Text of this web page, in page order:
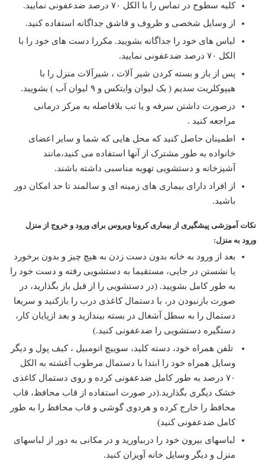
کلیه سطوح در تماس را با الکل ۷۰ درصد ضدعفونی نمایید.
از وسایل شخصی و ظروف و قاشق جداگانه استفاده کنید.
لباس های خود را جداگانه بشویید. مکررا دست های خود را با
الکل ۷۰ درصد ضدعفونی نمایید.
پس از باز و بسته کردن شیر آلات ، شیرآلات منزل را با
هیپوکلریت سدیم ( یک لیوان وایتکس و ۹ لیوان آب ) بشویید.
درصورت داشتن سرفه و یا تب بلافاصله به مرکز درمانی
مراجعه کنید .
اطمینان حاصل کنید که محل هایی که شما و سایر اعضای
خانواده به طور مشترک از آنها استفاده می کنید،مانند
آشپزخانه و دستشویی تهویه مناسبی داشته باشند.
از افراد دارای بیماری های زمینه ای و سالمند تا حد امکان دور
باشید.
نکات آموزشی پیشگیری از بیماری کرونا ویروس برای ورود و خروج از منزل
ورود به منزل:
بعد از ورود به خانه بدون دست زدن به هیچ چیز و بدون برخورد
یا نشستن در جایی، مستقیما به دستشویی رفته و دست خود را
به طور کامل بشویید. (در دستشویی را از قبل باز بگذارید، در
صورت بازنبودن در، با دستمال کاغذی درب را بازکنید و سریعا
دستمال را به سطل آشغال در بسته بیندازید و بعد ازپایان کار،
دستگیره دستشویی را ضدعفونی کنید.)
تلفن همراه خود، دسته کلید، سوییچ اتومبیل ، کیف پول و دیگر
وسایل همراه خود را ابتدا با دستمال مرطوب آغشته به الکل
۷۰ درصد به طور کامل ضدعفونی کرده و روی دستمال کاغذی
خشک دیگری بگذارید.(در صورت استفاده از قاب محافظ، قاب
محافظ را خارج کرده و هردوی گوشی و قاب محافظ را به طور
کامل ضدعفونی کنید)
لباسهای بیرون خود را دربیاورید و در مکانی به دور از لباسهای
منزل و دیگر وسایل خانه آویزان کنید.